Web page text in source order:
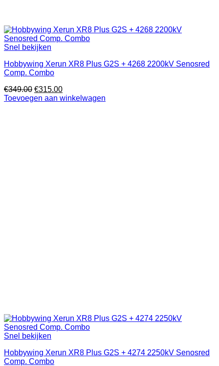
Snel bekijken
Hobbywing Xerun XR8 Plus G2S + 4268 2200kV Senosred
Comp. Combo
€349.00 Oorspronkelijke
prijs
€315.00Huidige
prijs
Toevoegen aan winkelwagen
Snel bekijken
Hobbywing Xerun XR8 Plus G2S + 4274 2250kV Senosred
Comp. Combo